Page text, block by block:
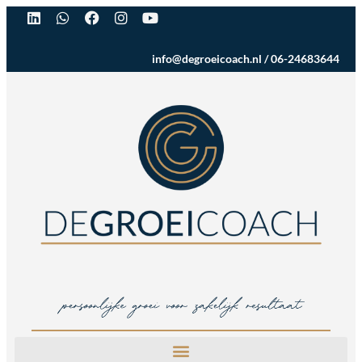
info@degroeicoach.nl /06-24683644